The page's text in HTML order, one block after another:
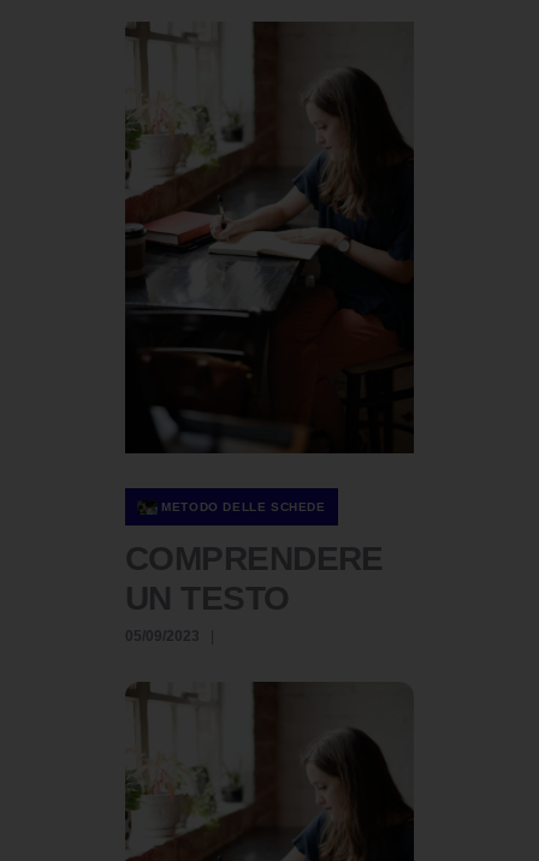
METODO DELLE SCHEDE
COMPRENDERE
UN TESTO
05/09/2023